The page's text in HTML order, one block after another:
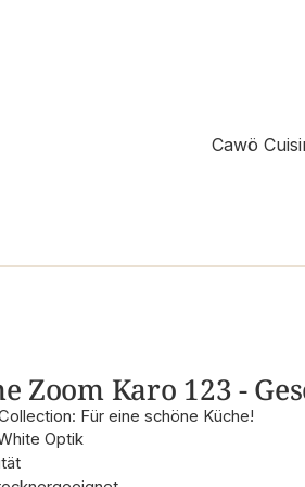
Cawö
Zoom Karo 123 -
Für eine schöne Küche!
Optik